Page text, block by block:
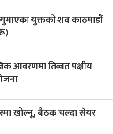
गुमाएका युक्तको शव काठमाडौं
आवरणमा तिब्बत पक्षीय
खोल्नू, बैठक चल्दा सेयर